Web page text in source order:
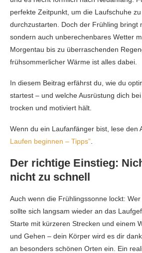
perfekte Zeitpunkt, um die Laufschuhe
durchzustarten. Doch der Frühling bringt
sondern auch unberechenbares Wetter
Morgentau bis zu überraschenden
frühsommerlicher Wärme ist alles dabei.
In diesem Beitrag erfährst du, wie du
startest – und welche Ausrüstung dich
trocken und motiviert hält.
Wenn du ein Laufanfänger bist, lese den
Laufen beginnen – Tipps”
Der richtige Einstieg:
nicht zu schnell
Auch wenn die Frühlingssonne lockt:
sollte sich langsam wieder an das
Starte mit kürzeren Strecken und einem
und Gehen – dein Körper wird es dir
an besonders schönen Orten ein. Ein